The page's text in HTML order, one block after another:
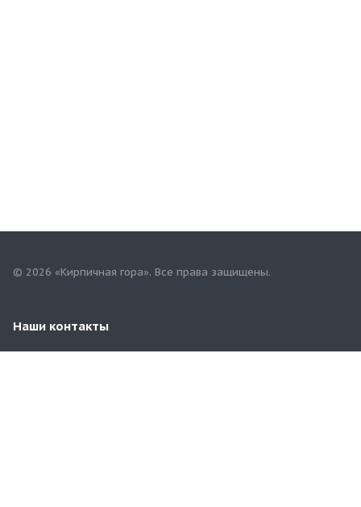
© 2026 «Кирпичная гора». Все права защищены.
Наши контакты
8 (83547) 2-21-08